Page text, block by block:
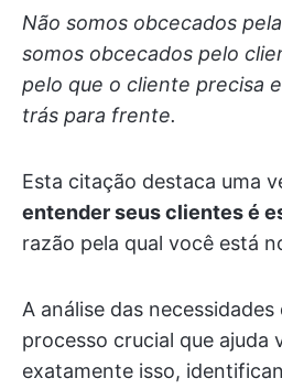
Não somos obcecados
somos obcecados pelo
pelo que o cliente precisa
trás para frente.
Esta citação destaca uma
entender seus clientes é
razão pela qual você está
A análise das
processo crucial que ajuda
exatamente isso,